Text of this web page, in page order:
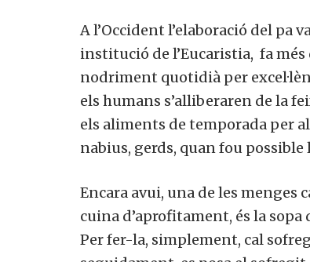
A l’Occident l’elaboració del pa
institució de l’Eucaristia, fa
nodriment quotidià per
els humans s’alliberaren de la
els aliments de temporada per
nabius, gerds, quan fou
Encara avui, una de les menges
cuina d’aprofitament, és la sopa
Per fer-la, simplement, cal